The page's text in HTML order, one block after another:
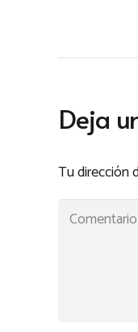
Deja
Tu dirección